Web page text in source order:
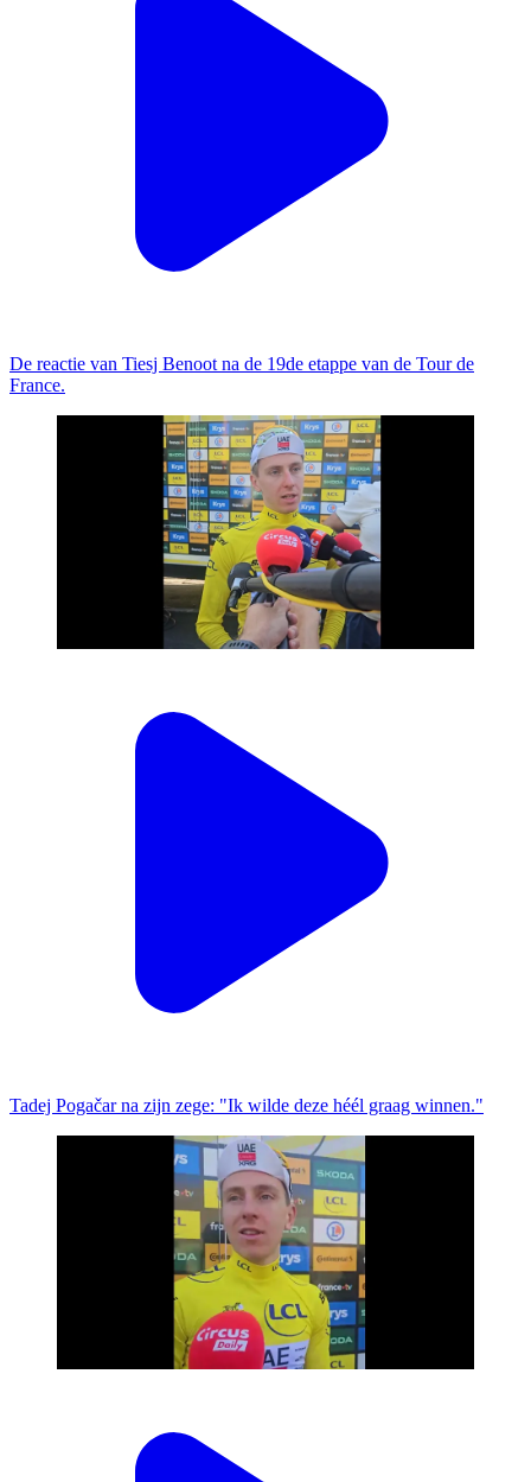
De reactie van Tiesj Benoot na de 19de etappe van de Tour de
France.
Tadej Pogačar na zijn zege: "Ik wilde deze héél graag winnen."